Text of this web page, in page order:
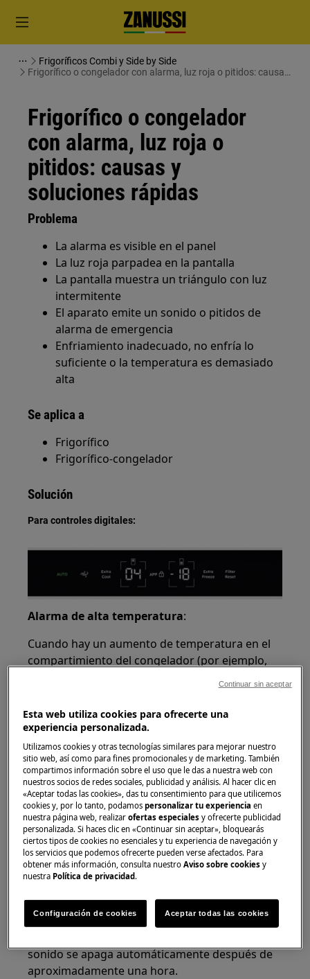
Frigoríficos Combi y Side by Side
Frigorífico o congelador con alarma, luz roja o pitidos: causas
Frigorífico o congelador
con alarma, luz roja o
pitidos: causas y
soluciones rápidas
Problema
La alarma es visible en el panel
La luz roja parpadea en la pantalla
La pantalla muestra un triángulo con luz
intermitente
El aparato emite un sonido o pitidos de
alarma de emergencia
Enfriamiento inadecuado, no enfría lo
suficiente o la temperatura es demasiado
alta
Se aplica a
Frigorífico
Frigorífico-congelador
Solución
Para controles digitales:
Alarma de alta temperatura:
Cuando hay un aumento de temperatura en el
compartimiento del congelador (por ejemplo,
del congelador parpadean.
Para desactivar la alarma:
1. Presione cualquier botón y el sonido se
apagará
2. El indicador de temperatura del congelador
mostrará la temperatura más alta alcanzada
durante unos segundos, luego la pantalla
mostrará nuevamente la temperatura
establecida.
El indicador de alarma seguirá parpadeando
hasta que se restablezcan las condiciones
sonido se apaga automáticamente después de
aproximadamente una hora.
Esta web utiliza cookies para ofrecerte una
experiencia personalizada.
Utilizamos cookies y otras tecnologías similares para mejorar nuestro
sitio web, así como para fines promocionales y de marketing. También
compartimos información sobre el uso que le das a nuestra web con
nuestros socios de redes sociales, publicidad y análisis. Al hacer clic en
«Aceptar todas las cookies», das tu consentimiento para que utilicemos
cookies y, por lo tanto, podamospersonalizar tu experienciaen
nuestra página web, realizarofertas especiales y ofrecerte publicidad
personalizada. Si haces clic en «Continuar sin aceptar», bloquearás
ciertos tipos de cookies no esenciales y tu experiencia de navegación y
los servicios que podemos ofrecerte pueden verse afectados. Para
obtener más información, consulta nuestroAviso sobre cookies y
nuestra Política de privacidad .
Configuración de cookies Aceptar todas las cookies
Continuar sin aceptar